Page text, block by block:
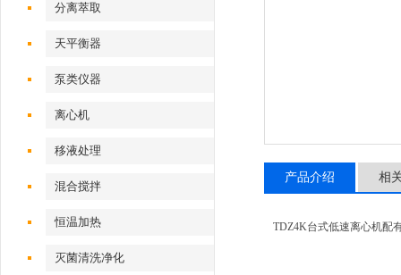
分离萃取
天平衡器
泵类仪器
离心机
移液处理
混合搅拌
恒温加热
灭菌清洗净化
产品介绍 相
TDZ4K台式低速离心机配